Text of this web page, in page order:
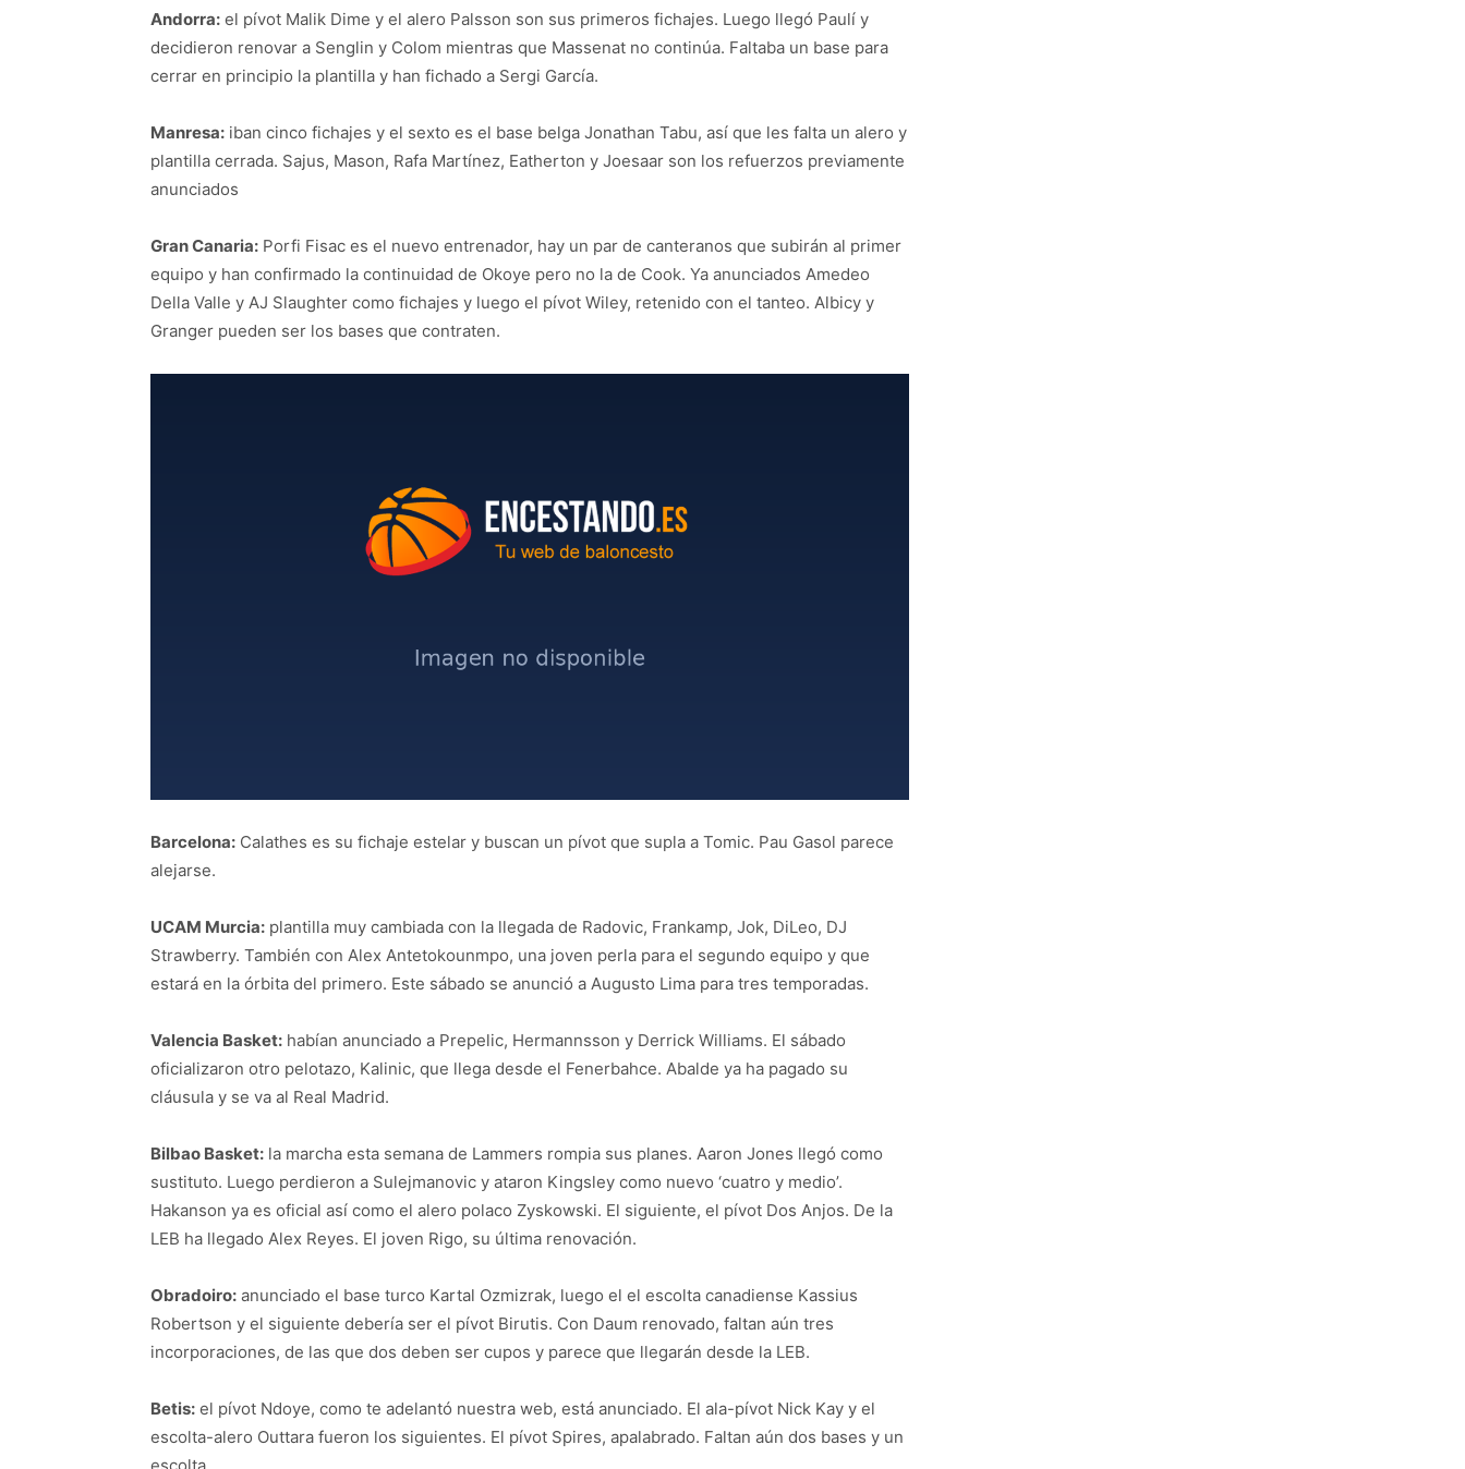
Andorra: el pívot Malik Dime y el alero Palsson son sus primeros fichajes. Luego llegó Paulí y
decidieron renovar a Senglin y Colom mientras que Massenat no continúa. Faltaba un base para
cerrar en principio la plantilla y han fichado a Sergi García.
Manresa: iban cinco fichajes y el sexto es el base belga Jonathan Tabu, así que les falta un alero y
plantilla cerrada. Sajus, Mason, Rafa Martínez, Eatherton y Joesaar son los refuerzos previamente
anunciados
Gran Canaria: Porfi Fisac es el nuevo entrenador, hay un par de canteranos que subirán al primer
equipo y han confirmado la continuidad de Okoye pero no la de Cook. Ya anunciados Amedeo
Della Valle y AJ Slaughter como fichajes y luego el pívot Wiley, retenido con el tanteo. Albicy y
Granger pueden ser los bases que contraten.
Barcelona: Calathes es su fichaje estelar y buscan un pívot que supla a Tomic. Pau Gasol parece
alejarse.
UCAM Murcia: plantilla muy cambiada con la llegada de Radovic, Frankamp, Jok, DiLeo, DJ
Strawberry. También con Alex Antetokounmpo, una joven perla para el segundo equipo y que
estará en la órbita del primero. Este sábado se anunció a Augusto Lima para tres temporadas.
Valencia Basket: habían anunciado a Prepelic, Hermannsson y Derrick Williams. El sábado
oficializaron otro pelotazo, Kalinic, que llega desde el Fenerbahce. Abalde ya ha pagado su
cláusula y se va al Real Madrid.
Bilbao Basket: la marcha esta semana de Lammers rompia sus planes. Aaron Jones llegó como
sustituto. Luego perdieron a Sulejmanovic y ataron Kingsley como nuevo ‘cuatro y medio’.
Hakanson ya es oficial así como el alero polaco Zyskowski. El siguiente, el pívot Dos Anjos. De la
LEB ha llegado Alex Reyes. El joven Rigo, su última renovación.
Obradoiro: anunciado el base turco Kartal Ozmizrak, luego el el escolta canadiense Kassius
Robertson y el siguiente debería ser el pívot Birutis. Con Daum renovado, faltan aún tres
incorporaciones, de las que dos deben ser cupos y parece que llegarán desde la LEB.
Betis: el pívot Ndoye, como te adelantó nuestra web, está anunciado. El ala-pívot Nick Kay y el
escolta-alero Outtara fueron los siguientes. El pívot Spires, apalabrado. Faltan aún dos bases y un